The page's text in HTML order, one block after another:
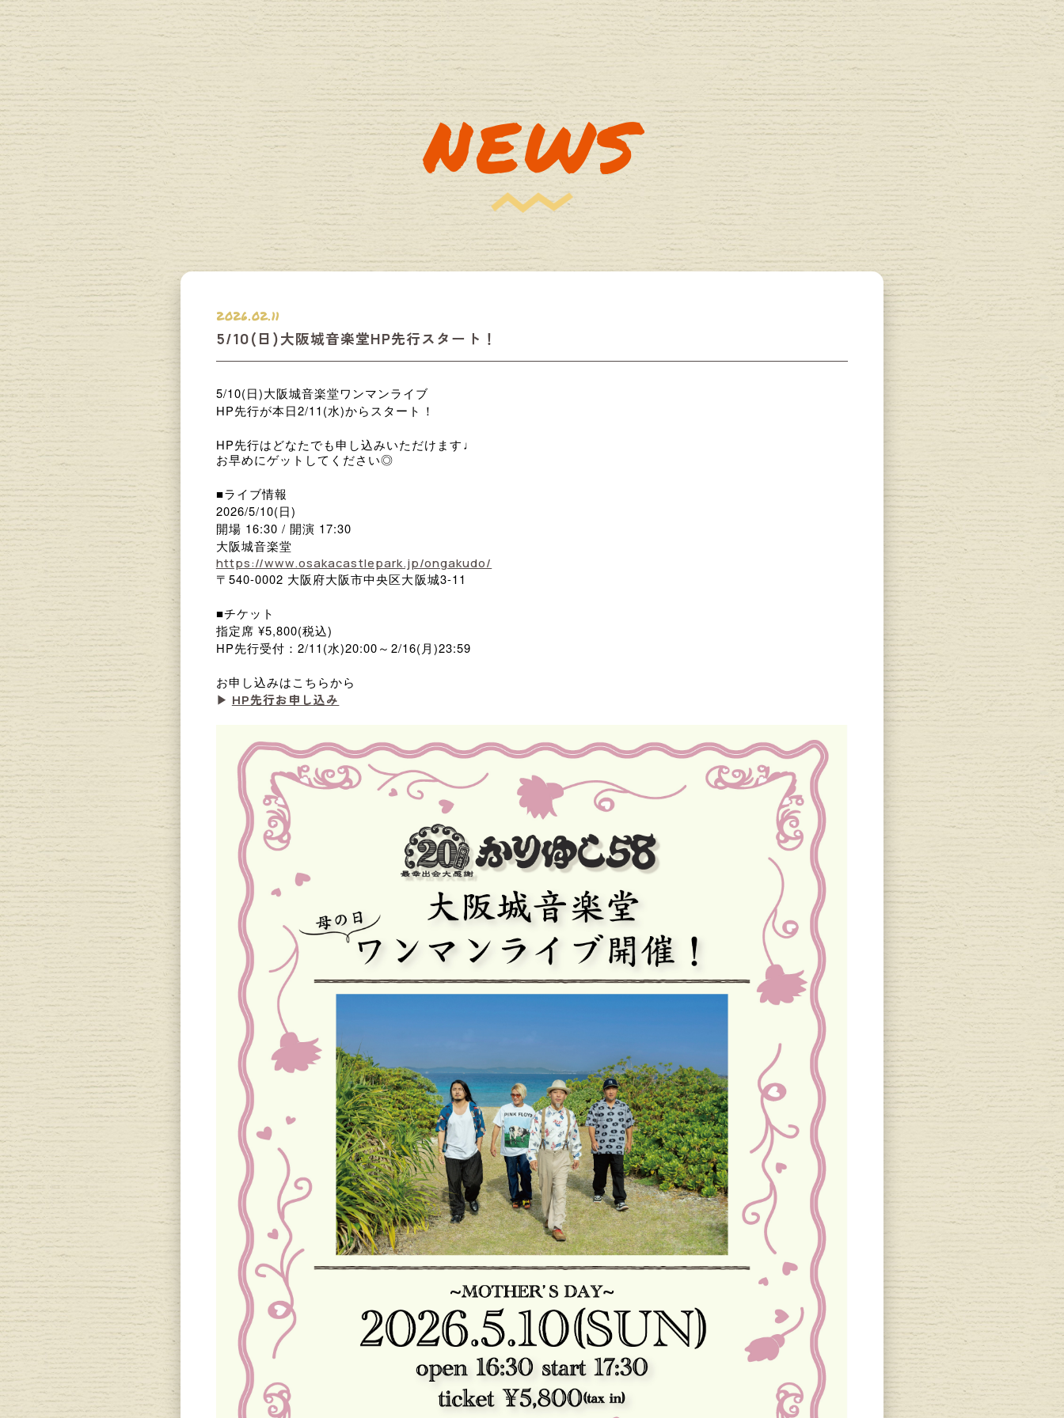
NEWS
2026.02.11
5/10(日)大阪城音楽堂HP先行スタート！
5/10(日)大阪城音楽堂ワンマンライブ
HP先行が本日2/11(水)からスタート！
HP先行はどなたでも申し込みいただけます♩
お早めにゲットしてください◎
■ライブ情報
2026/5/10(日)
開場 16:30 / 開演 17:30
大阪城音楽堂
https://www.osakacastlepark.jp/ongakudo/
〒540-0002 大阪府大阪市中央区大阪城3-11
■チケット
指定席 ¥5,800(税込)
HP先行受付：2/11(水)20:00～2/16(月)23:59
お申し込みはこちらから
▶︎ HP先行お申し込み